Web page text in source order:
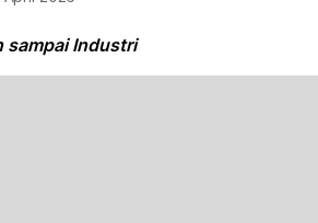
sampai Industri